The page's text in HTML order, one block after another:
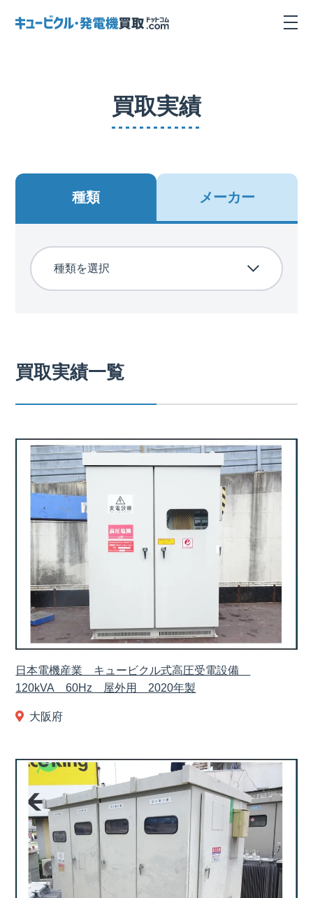
買取実績
種類 メーカー
買取実績一覧
日本電機産業 キュービクル式高圧受電設備
120kVA 60Hz 屋外用 2020年製
大阪府